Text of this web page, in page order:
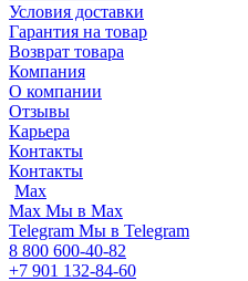
Условия доставки
Гарантия на товар
Возврат товара
Компания
О компании
Отзывы
Карьера
Контакты
Контакты
Max
Max Мы в Max
Telegram Мы в Telegram
8 800 600-40-82
+7 901 132-84-60